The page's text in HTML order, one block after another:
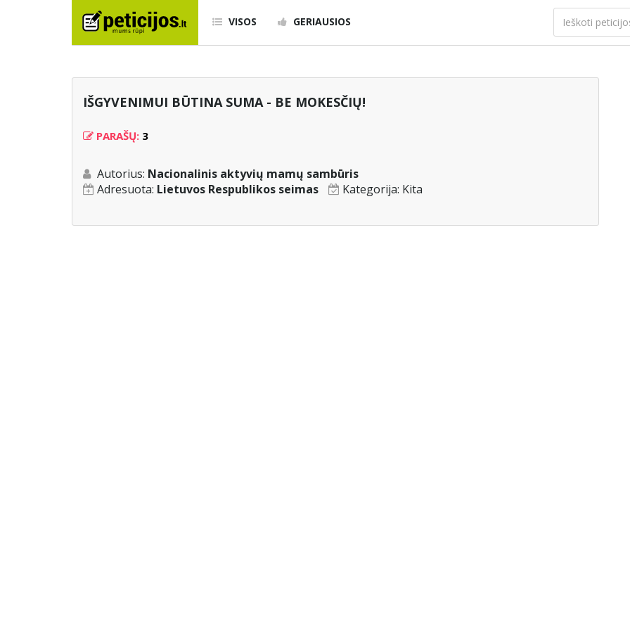
VISOS GERIAUSIOS
IŠGYVENIMUI BŪTINA SUMA - BE MOKESČIŲ!
PARAŠŲ: 3
Autorius: Nacionalinis aktyvių mamų sambūris
Adresuota: Lietuvos Respublikos seimas Kategorija: Kita